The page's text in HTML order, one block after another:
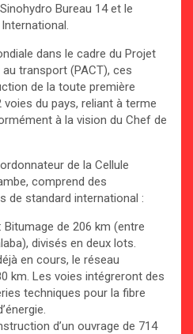
Bureau 14 et le
dans le cadre du Projet
transport (PACT), ces
de la toute première
du pays, reliant à terme
à la vision du Chef de
de la Cellule
comprend des
de standard international :
de 206 km (entre
divisés en deux lots.
en cours, le réseau
km. Les voies intégreront des
techniques pour la fibre
d’un ouvrage de 714